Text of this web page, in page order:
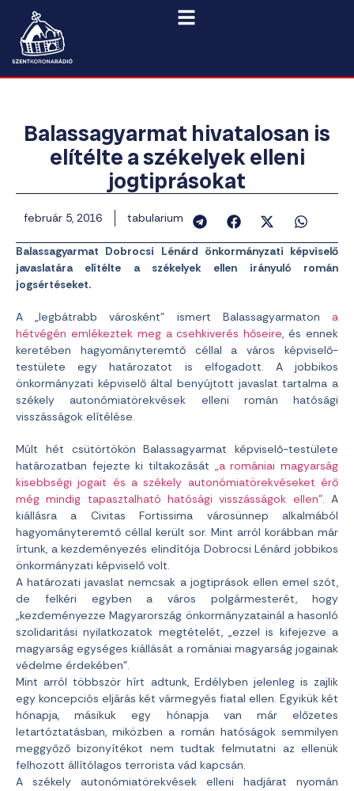
Balassagyarmat hivatalosan is
elítélte a székelyek elleni
jogtiprásokat
február 5, 2016 tabularium
Balassagyarmat Dobrocsi Lénárd önkormányzati képviselő
javaslatára elítélte a székelyek ellen irányuló román
jogsértéseket.
A „legbátrabb városként” ismert Balassagyarmaton a
hétvégén emlékeztek meg a csehkiverés hőseire, és ennek
keretében hagyományteremtő céllal a város képviselő-
testülete egy határozatot is elfogadott. A jobbikos
önkormányzati képviselő által benyújtott javaslat tartalma a
székely autonómiatörekvések elleni román hatósági
visszásságok elítélése.
Múlt hét csütörtökön Balassagyarmat képviselő-testülete
határozatban fejezte ki tiltakozását „a romániai magyarság
kisebbségi jogait és a székely autonómiatörekvéseket érő
még mindig tapasztalható hatósági visszásságok ellen”. A
kiállásra a Civitas Fortissima városünnep alkalmából
hagyományteremtő céllal került sor. Mint arról korábban már
írtunk, a kezdeményezés elindítója Dobrocsi Lénárd jobbikos
önkormányzati képviselő volt.
A határozati javaslat nemcsak a jogtiprások ellen emel szót,
de felkéri egyben a város polgármesterét, hogy
„kezdeményezze Magyarország önkormányzatainál a hasonló
szolidaritási nyilatkozatok megtételét, „ezzel is kifejezve a
magyarság egységes kiállását a romániai magyarság jogainak
védelme érdekében”.
Mint arról többször hírt adtunk, Erdélyben jelenleg is zajlik
egy koncepciós eljárás két vármegyés fiatal ellen. Egyikük két
hónapja, másikuk egy hónapja van már előzetes
letartóztatásban, miközben a román hatóságok semmilyen
meggyőző bizonyítékot nem tudtak felmutatni az ellenük
felhozott állítólagos terrorista vád kapcsán.
A székely autonómiatörekvések elleni hadjárat nyomán